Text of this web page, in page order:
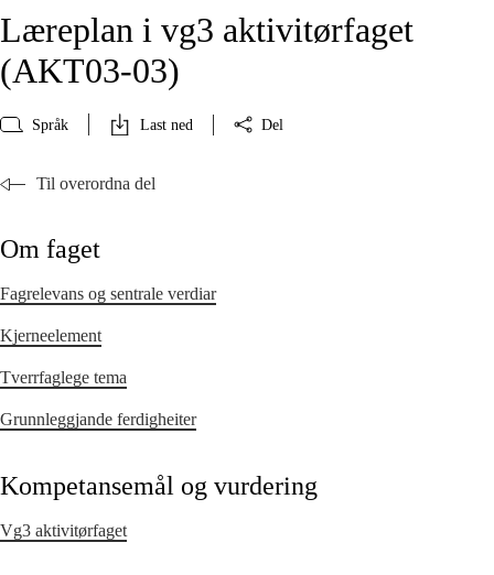
Læreplan i vg3 aktivitørfaget
(AKT03‑03)
Språk Last ned Del
Til overordna del
Om faget
Fagrelevans og sentrale verdiar
Kjerneelement
Tverrfaglege tema
Grunnleggjande ferdigheiter
Kompetansemål og vurdering
Vg3 aktivitørfaget